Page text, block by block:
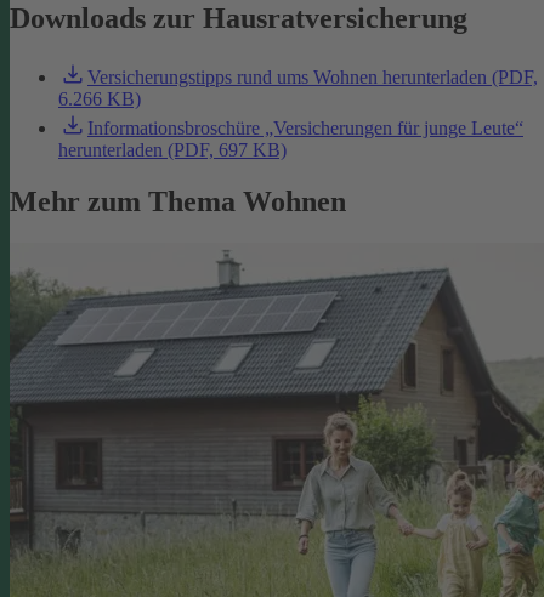
Downloads zur Hausratversicherung
Versicherungstipps rund ums Wohnen herunterladen (PDF,
6.266 KB)
Informationsbroschüre „Versicherungen für junge Leute“
herunterladen (PDF, 697 KB)
Mehr zum Thema Wohnen